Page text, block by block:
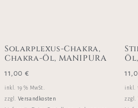
Solarplexus-Chakra,
Chakra-Öl, MANIPURA
11,00 €
inkl. 19 % MwSt.
zzgl. Versandkosten
inkl.
zzgl.